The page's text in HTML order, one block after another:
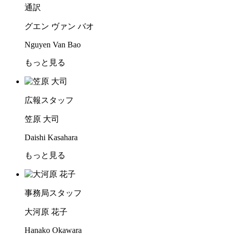
通訳
グエン ヴァン バオ
Nguyen Van Bao
もっと見る
広報スタッフ
笠原 大司
Daishi Kasahara
もっと見る
事務局スタッフ
大河原 花子
Hanako Okawara